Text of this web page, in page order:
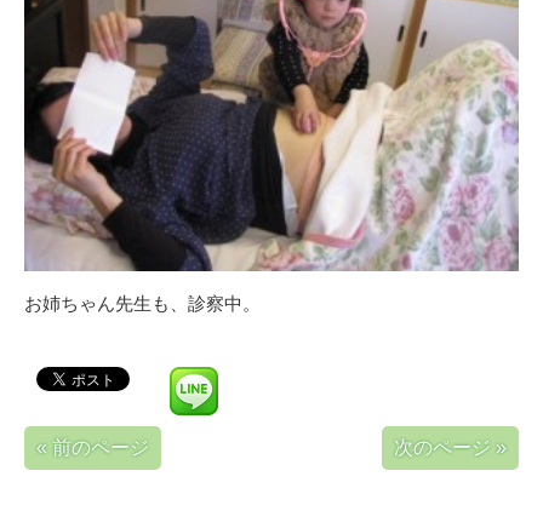
お姉ちゃん先生も、診察中。
« 前のページ 次のページ »